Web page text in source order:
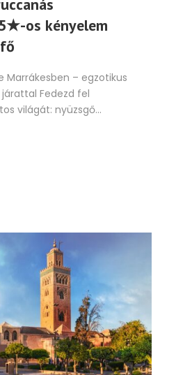
os kényelem
Marrákesben – egzotikus
Fedezd fel
világát: nyüzsgő...